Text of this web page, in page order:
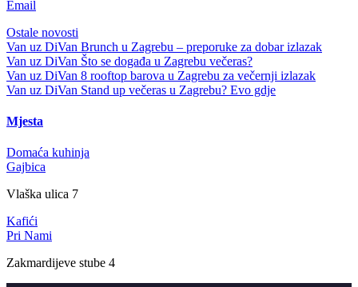
Email
Ostale novosti
Van uz DiVan Brunch u Zagrebu – preporuke za dobar izlazak
Van uz DiVan Što se događa u Zagrebu večeras?
Van uz DiVan 8 rooftop barova u Zagrebu za večernji izlazak
Van uz DiVan Stand up večeras u Zagrebu? Evo gdje
Mjesta
Domaća kuhinja
Gajbica
Vlaška ulica 7
Kafići
Pri Nami
Zakmardijeve stube 4